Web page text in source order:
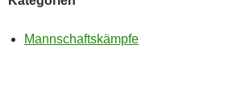
Mannschaftskämpfe